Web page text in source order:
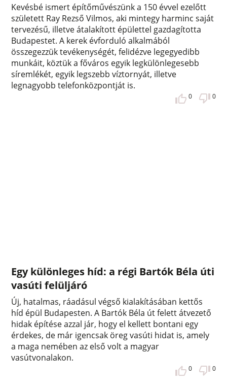
Kevésbé ismert építőművészünk a 150 évvel ezelőtt
született Ray Rezső Vilmos, aki mintegy harminc saját
tervezésű, illetve átalakított épülettel gazdagította
Budapestet. A kerek évforduló alkalmából
összegezzük tevékenységét, felidézve legegyedibb
munkáit, köztük a főváros egyik legkülönlegesebb
síremlékét, egyik legszebb víztornyát, illetve
legnagyobb telefonközpontját is.
0 0
Egy különleges híd: a régi Bartók Béla úti
vasúti felüljáró
Új, hatalmas, ráadásul végső kialakításában kettős
híd épül Budapesten. A Bartók Béla út felett átvezető
hidak építése azzal jár, hogy el kellett bontani egy
érdekes, de már igencsak öreg vasúti hidat is, amely
a maga nemében az első volt a magyar
vasútvonalakon.
0 0